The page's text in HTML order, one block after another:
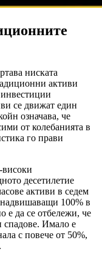
ниската
активи
се движат един
означава, че
от колебанията в
го прави
високи
десетилетие
активи в седем
100% в
е да се отбележи, че
спадове. Имало е
с повече от 50%,